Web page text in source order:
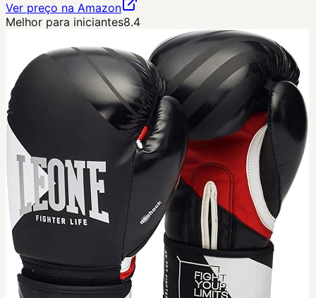
Ver preço na Amazon
Melhor para iniciantes8.4